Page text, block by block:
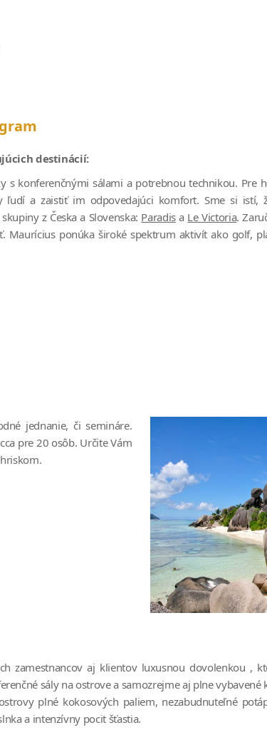
destinácií:
s konferenčnými sálami a potrebnou technikou. Pre
a zaistiť im odpovedajúci komfort. Sme si istí,
z Česka a Slovenska: Paradisa Le Victoria.
Maurícius ponúka široké spektrum aktivít ako golf,
jednanie, či semináre.
pre 20 osôb. Určite Vám
zamestnancov aj klientov luxusnou dovolenkou ,
sály na ostrove a samozrejme aj plne
plné kokosových paliem, nezabudnuteľné
a intenzívny pocit šťastia.